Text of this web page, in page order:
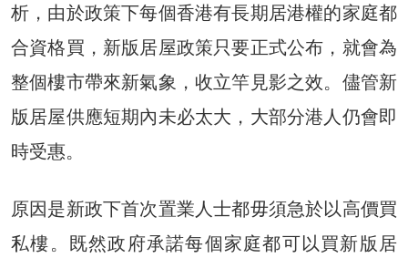
析，由於政策下每個香港有長期居港權的家庭都
合資格買，新版居屋政策只要正式公布，就會為
整個樓市帶來新氣象，收立竿見影之效。儘管新
版居屋供應短期內未必太大，大部分港人仍會即
時受惠。
原因是新政下首次置業人士都毋須急於以高價買
私樓。既然政府承諾每個家庭都可以買新版居